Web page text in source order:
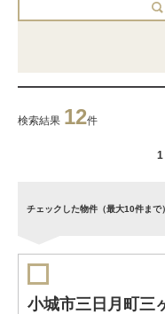
検索結果 12件
1
チェックした物件（最大10件まで
小城市三日月町三